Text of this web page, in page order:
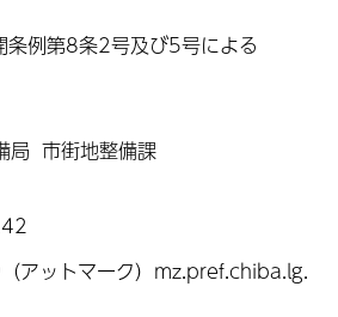
条例第8条2号及び5号による
局 市街地整備課
アットマーク）mz.pref.chiba.lg.